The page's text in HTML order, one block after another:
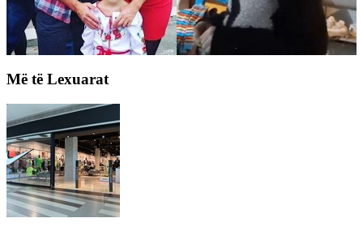
Më të Lexuarat